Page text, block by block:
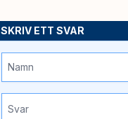
SKRIV ETT SVAR